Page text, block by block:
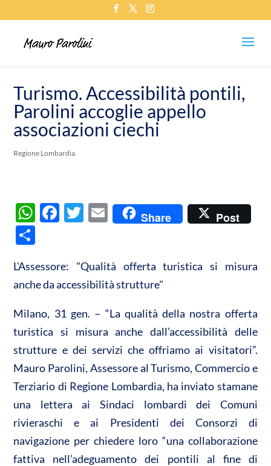
Turismo. Accessibilità pontili,
Parolini accoglie appello
associazioni ciechi
Regione Lombardia
W
s
A
p
p
F
b
o
o
k
T
er
E
Share Post
n
di
vi
di
L'Assessore: "Qualità offerta turistica si misura
anche da accessibilità strutture"
Milano, 31 gen. – “La qualità della nostra offerta
turistica si misura anche dall’accessibilità delle
strutture e dei servizi che offriamo ai visitatori”.
Mauro Parolini, Assessore al Turismo, Commercio e
Terziario di Regione Lombardia, ha inviato stamane
una lettera ai Sindaci lombardi dei Comuni
rivieraschi e ai Presidenti dei Consorzi di
navigazione per chiedere loro “una collaborazione
fattiva nell’adeguamento dei pontili al fine di